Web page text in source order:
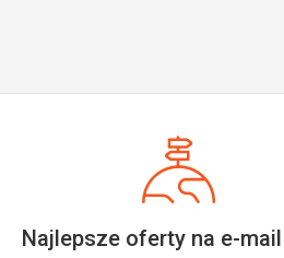
Najlepsze oferty na e-mail